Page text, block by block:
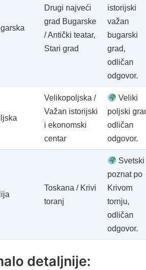
Drugi najveći
grad Bugarske
/ Antički teatar,
Stari grad
istorijski
važan
bugarski
grad,
odličan
odgovor.
Velikopoljska /
Važan istorijski
i ekonomski
centar
Veliki
poljski
odličan
odgovor.
Toskana / Krivi
toranj
Svetski
poznat po
Krivom
tornju,
odličan
odgovor.
detaljnije: